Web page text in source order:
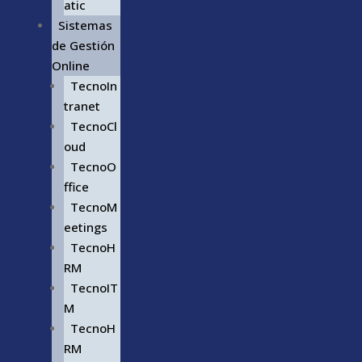
atic
Sistemas
de Gestión
Online
TecnoIn
tranet
TecnoCl
oud
TecnoO
ffice
TecnoM
eetings
TecnoH
RM
TecnoIT
M
TecnoH
RM